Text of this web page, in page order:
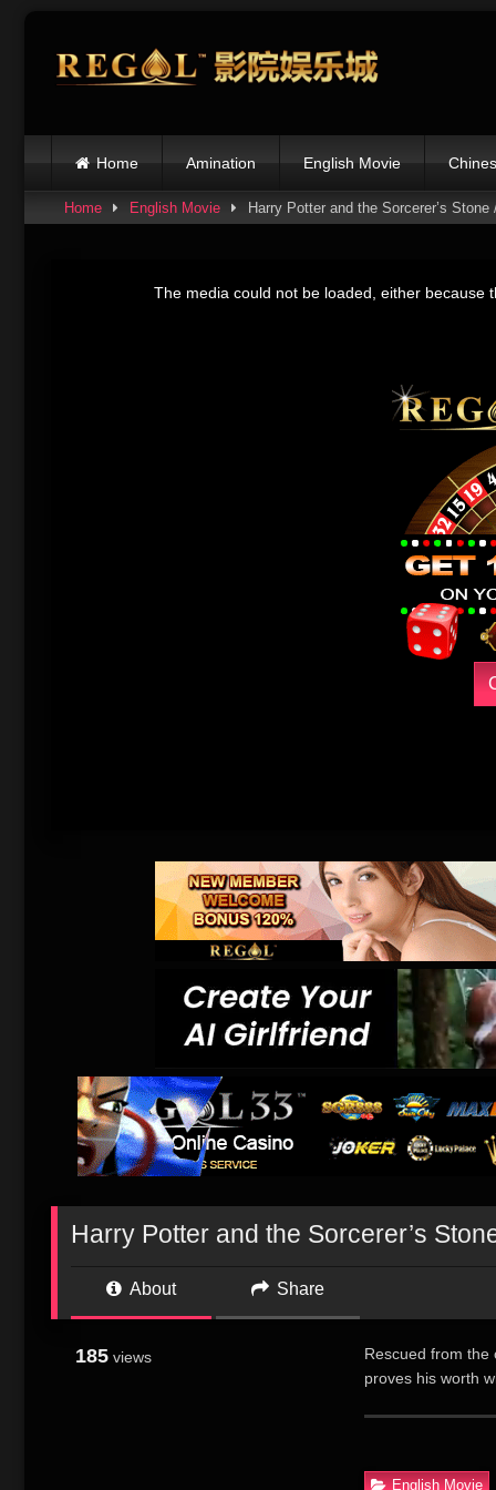
content
Home Amination English Movie
Home English Movie Harry Potter and the Sorcerer’s
The media could not be loaded, either because
Harry Potter and the Sorcerer’s
About Share
185 views
Rescued from the
proves his worth
哈利波特是一个孤
格沃茨学院的入
English Movie